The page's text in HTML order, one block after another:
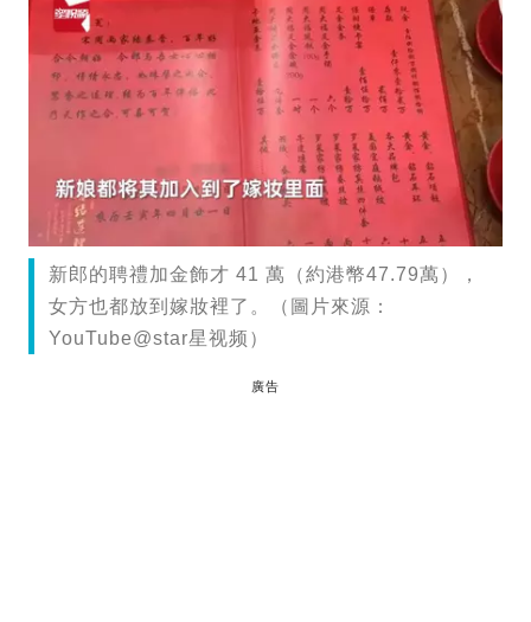
新郎的聘禮加金飾才 41 萬（約港幣47.79萬），
女方也都放到嫁妝裡了。（圖片來源：
YouTube@star星视频）
廣告